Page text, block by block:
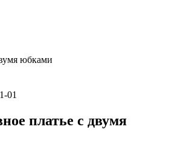
юбками
01
платье с двумя